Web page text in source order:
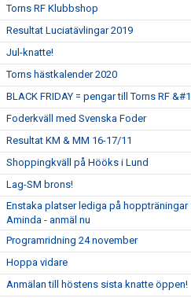
Torns RF Klubbshop
Resultat Luciatävlingar 2019
Jul-knatte!
Torns hästkalender 2020
BLACK FRIDAY = pengar till Torns RF
Foderkväll med Svenska Foder
Resultat KM & MM 16-17/11
Shoppingkväll på Hööks i Lund
Lag-SM brons!
Enstaka platser lediga på hoppträningar
Aminda - anmäl nu
Programridning 24 november
Hoppa vidare
Anmälan till höstens sista knatte öppen!